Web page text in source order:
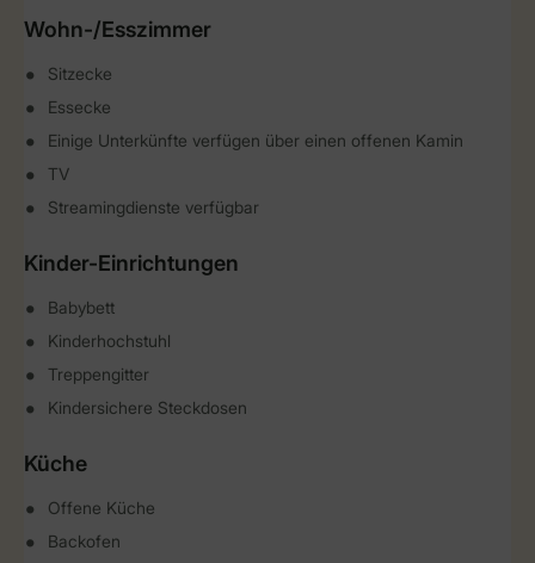
Wohn-/Esszimmer
Sitzecke
Essecke
Einige Unterkünfte verfügen über einen offenen Kamin
TV
Streamingdienste verfügbar
Kinder-Einrichtungen
Babybett
Kinderhochstuhl
Treppengitter
Kindersichere Steckdosen
Küche
Offene Küche
Backofen